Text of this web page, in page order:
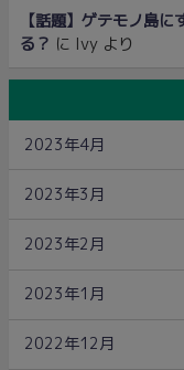
【話題】ゲテモノ島
る？ に Ivy より
2023年4月
2023年3月
2023年2月
2023年1月
2022年12月